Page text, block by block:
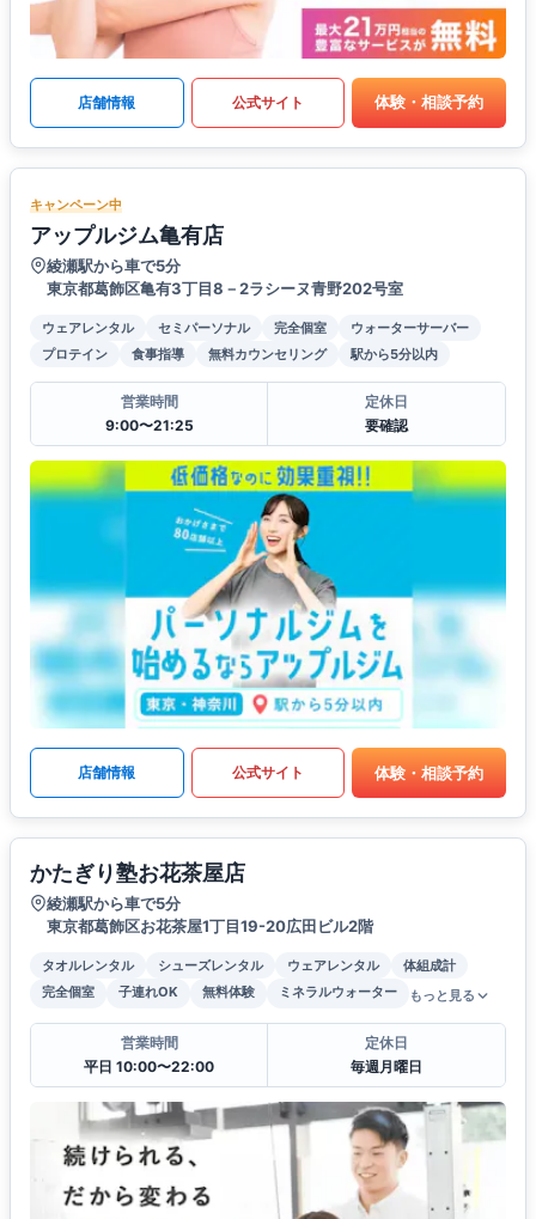
店舗情報 公式サイト 体験・相談予約
キャンペーン中
アップルジム亀有店
綾瀬駅から車で5分
東京都葛飾区亀有3丁目8－2ラシーヌ青野202号室
ウェアレンタル セミパーソナル 完全個室
ウォーターサーバー
プロテイン
食事指導 無料カウンセリング 駅から5分以内
営業時間
9:00〜21:25
定休日
要確認
店舗情報 公式サイト 体験・相談予約
かたぎり塾お花茶屋店
綾瀬駅から車で5分
東京都葛飾区お花茶屋1丁目19-20広田ビル2階
タオルレンタル シューズレンタル ウェアレンタル
体組成計
完全個室
子連れOK 無料体験 ミネラルウォーター もっと見る
営業時間
平日 10:00〜22:00
定休日
毎週月曜日